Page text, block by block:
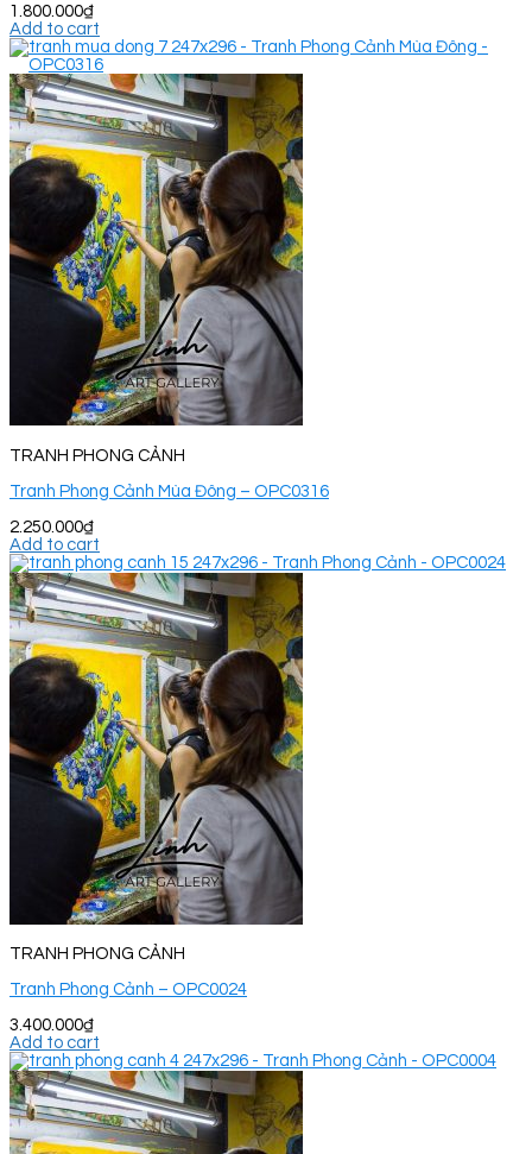
1.800.000₫
Add to cart
TRANH PHONG CẢNH
Tranh Phong Cảnh Mùa Đông – OPC0316
2.250.000₫
Add to cart
TRANH PHONG CẢNH
Tranh Phong Cảnh – OPC0024
3.400.000₫
Add to cart